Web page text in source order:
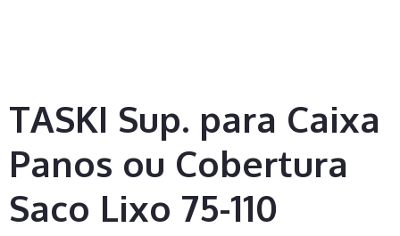
TASKI Sup. para Caixa
Panos ou Cobertura
Saco Lixo 75-110